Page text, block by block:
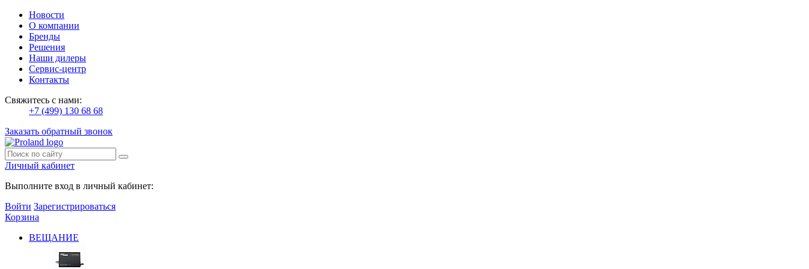
Новости
О компании
Бренды
Решения
Наши дилеры
Сервис-центр
Контакты
Свяжитесь с нами:
+7 (499) 130 68 68
Заказать обратный звонок
Личный кабинет
Выполните вход в личный кабинет:
Войти Зарегистрироваться
Корзина
ВЕЩАНИЕ